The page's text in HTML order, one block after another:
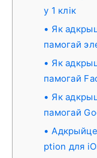
у 1 клік
Як
памогай
Як
памогай
Як
памогай
ption для